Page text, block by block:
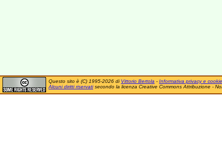
Questo sito è (C) 1995-2026 di Vittorio Bertola - Informativa privacy e cookie
Alcuni diritti riservatisecondo la licenza Creative Commons Attribuzione -